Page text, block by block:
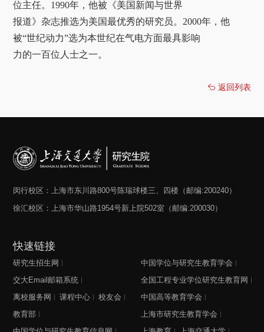
位主任。1990年，他被《美国新闻与世界
报道》杂志推选为美国最优秀的研究员。2000年，他
被“世纪动力”选为本世纪在气电方面最具影响
力的一百位人士之一。
返回列表
闵行校区：上海市东川路800号陈瑞球楼三、四楼（邮编:200240）
徐汇校区：上海市华山路1954号新上院502室（邮编:200030）
快速链接
研究生招生网
交大Email邮箱系统
离校服务网
课程中心
校友会
教育部
中国学位与研究生教育学会
全国工程专业学位研究生教育网
中国高等教育学会
上海市研究生教育学会